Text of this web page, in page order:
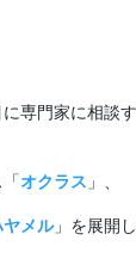
専門家に相談
オクラス 」、
ヤメル」を展開